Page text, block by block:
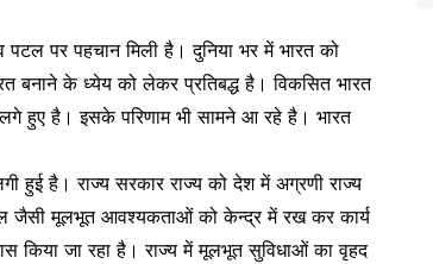
पटल पर पहचान मिली है। दुनिया भर में भारत को
बनाने के ध्येय को लेकर प्रतिबद्ध है। विकसित भारत
हुए है। इसके परिणाम भी सामने आ रहे है। भारत
हुई है। राज्य सरकार राज्य को देश में अग्रणी राज्य
जैसी मूलभूत आवश्यकताओं को केन्द्र में रख कर कार्य
किया जा रहा है। राज्य में मूलभूत सुविधाओं का वृहद